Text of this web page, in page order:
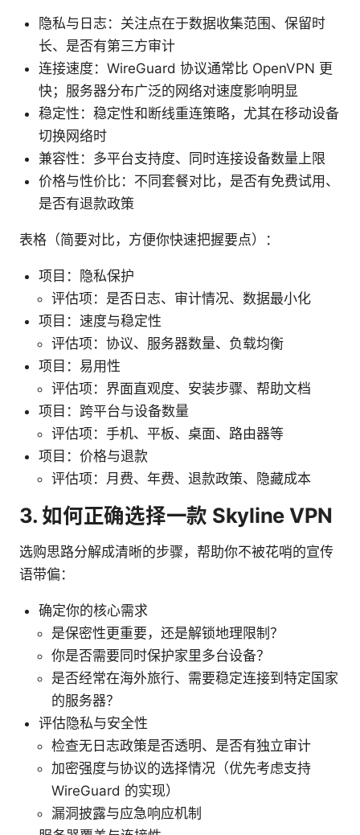
隐私与日志：关注点在于数据收集范围、保留时
长、是否有第三方审计
连接速度：WireGuard 协议通常比 OpenVPN 更
快；服务器分布广泛的网络对速度影响明显
稳定性：稳定性和断线重连策略，尤其在移动设备
切换网络时
兼容性：多平台支持度、同时连接设备数量上限
价格与性价比：不同套餐对比，是否有免费试用、
是否有退款政策
表格（简要对比，方便你快速把握要点）：
项目：隐私保护
评估项：是否日志、审计情况、数据最小化
项目：速度与稳定性
评估项：协议、服务器数量、负载均衡
项目：易用性
评估项：界面直观度、安装步骤、帮助文档
项目：跨平台与设备数量
评估项：手机、平板、桌面、路由器等
项目：价格与退款
评估项：月费、年费、退款政策、隐藏成本
3. 如何正确选择一款 Skyline VPN
选购思路分解成清晰的步骤，帮助你不被花哨的宣传
语带偏：
确定你的核心需求
是保密性更重要，还是解锁地理限制？
你是否需要同时保护家里多台设备？
是否经常在海外旅行、需要稳定连接到特定国家
的服务器？
评估隐私与安全性
检查无日志政策是否透明、是否有独立审计
加密强度与协议的选择情况（优先考虑支持
WireGuard 的实现）
漏洞披露与应急响应机制